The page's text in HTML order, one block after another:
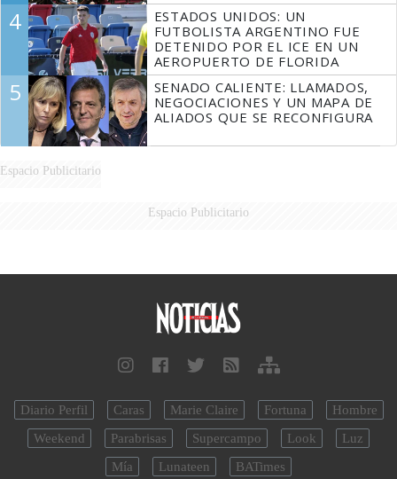
4
ESTADOS UNIDOS: UN
FUTBOLISTA ARGENTINO FUE
DETENIDO POR EL ICE EN UN
AEROPUERTO DE FLORIDA
5
SENADO CALIENTE: LLAMADOS,
NEGOCIACIONES Y UN MAPA DE
ALIADOS QUE SE RECONFIGURA
Espacio Publicitario
Espacio Publicitario
Diario Perfil Caras Marie Claire Fortuna
Hombre
Weekend
Parabrisas Supercampo Look
Luz
Mía
Lunateen BATimes